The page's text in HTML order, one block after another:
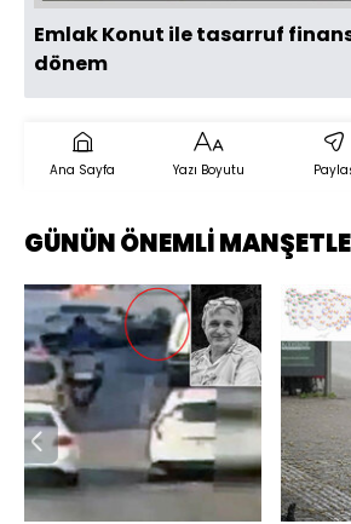
Emlak Konut ile tasarruf
dönem
Ana Sayfa Yazı Boyutu
GÜNÜN ÖNEMLİ